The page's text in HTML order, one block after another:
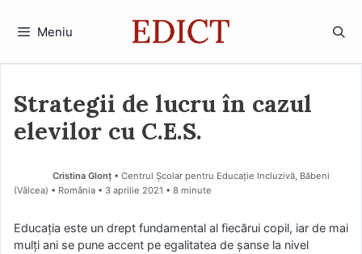
Meniu
Strategii de lucru în cazul
elevilor cu C.E.S.
Cristina Glonț • Centrul Școlar pentru Educație Incluzivă, Băbeni
(Vâlcea) • România
3 aprilie 2021 • 8 minute
Educația este un drept fundamental al fiecărui copil, iar de mai
mulți ani se pune accent pe egalitatea de șanse la nivel